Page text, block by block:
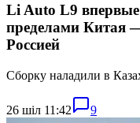
Li Auto L9 впервые
пределами Китая
Россией
Сборку наладили в
26 шіл 11:42 9